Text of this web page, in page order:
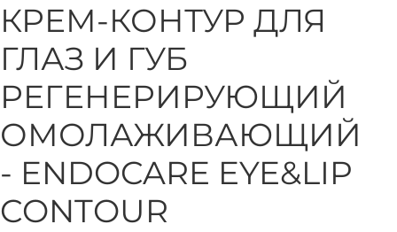
КРЕМ-КОНТУР ДЛЯ
ГЛАЗ И ГУБ
РЕГЕНЕРИРУЮЩИЙ
ОМОЛАЖИВАЮЩИЙ
- ENDOCARE EYE&LIP
CONTOUR